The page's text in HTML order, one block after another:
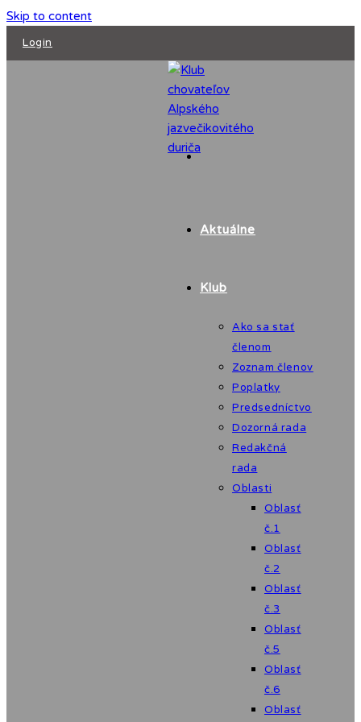
Skip to content
Login
Aktuálne
Klub
Ako sa stať
členom
Zoznam členov
Poplatky
Predsedníctvo
Dozorná rada
Redakčná
rada
Oblasti
Oblasť
č.1
Oblasť
č.2
Oblasť
č.3
Oblasť
č.5
Oblasť
č.6
Oblasť